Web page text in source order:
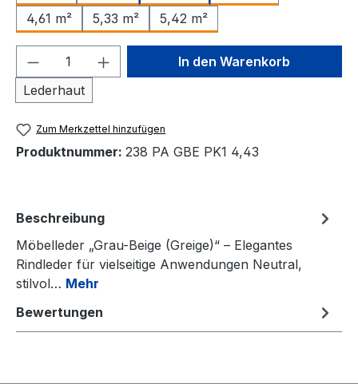
4,61 m²
5,33 m² 5,42 m²
Produkt Anzahl: Gib den
Lederhaut
In den Warenkorb
Zum Merkzettel hinzufügen
Produktnummer: 238 PA GBE PK1 4,43
Beschreibung
Möbelleder „Grau-Beige (Greige)“ – Elegantes
Rindleder für vielseitige Anwendungen Neutral,
stilvol… Mehr
Bewertungen